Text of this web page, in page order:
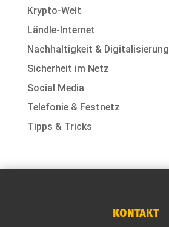
Krypto-Welt
Ländle-Internet
Nachhaltigkeit & Digitalisierung
Sicherheit im Netz
Social Media
Telefonie & Festnetz
Tipps & Tricks
KONTAKT